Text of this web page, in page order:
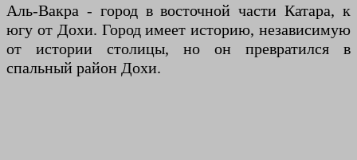
Аль-Вакра - город в восточной части Катара, к
югу от Дохи. Город имеет историю, независимую
от истории столицы, но он превратился в
спальный район Дохи.